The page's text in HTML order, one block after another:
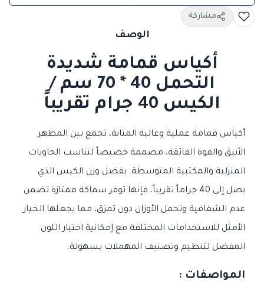
مشاركة
الوصف
أكياس قمامة شديدة
التحمل 40 * 70 سم /
الكيس 40 جرام تقريباً
أكياس قمامة عملية وعالية المتانة، تجمع بين المظهر
الأنيق والقوة الفائقة، مصممة خصيصاً لتناسب الحاويات
المنزلية والمكتبية المتوسطة. بفضل وزن الكيس الذي
يصل إلى 40 جراماً تقريباً، فإنها توفر سماكة ممتازة تضمن
عدم الشفافية وتحمل الأوزان دون تمزق، مما يجعلها الخيار
الأمثل للاستخدامات المختلفة مع إمكانية اختيار اللون
المفضل لتنظيم وتصنيف المهملات بسهولة.
المواصفات :